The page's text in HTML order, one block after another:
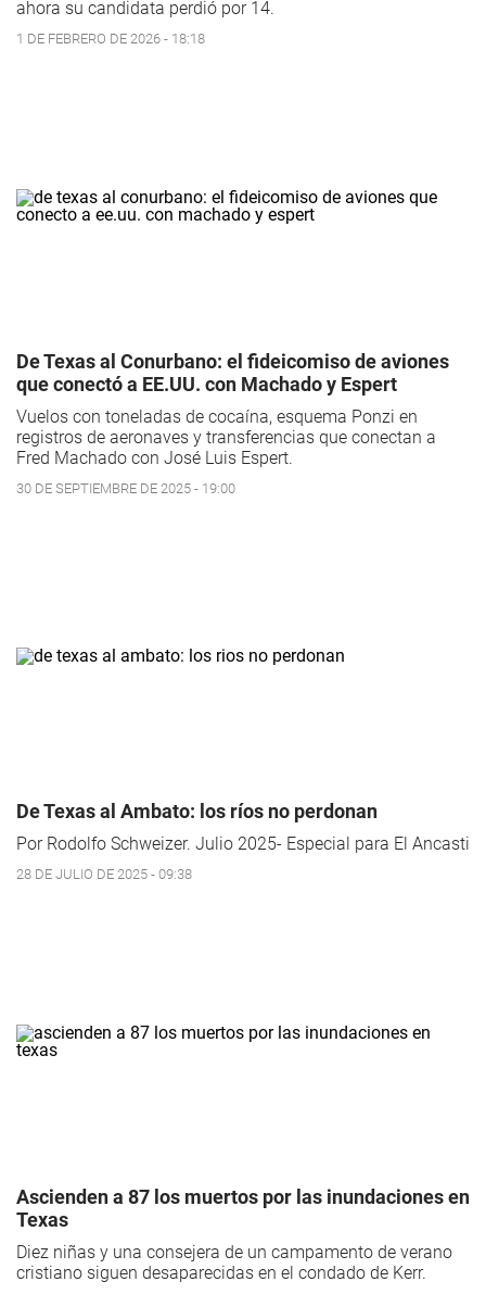
ahora su candidata perdió por 14.
1 DE FEBRERO DE 2026 - 18:18
De Texas al Conurbano: el fideicomiso de aviones
que conectó a EE.UU. con Machado y Espert
Vuelos con toneladas de cocaína, esquema Ponzi en
registros de aeronaves y transferencias que conectan a
Fred Machado con José Luis Espert.
30 DE SEPTIEMBRE DE 2025 - 19:00
De Texas al Ambato: los ríos no perdonan
Por Rodolfo Schweizer. Julio 2025- Especial para El Ancasti
28 DE JULIO DE 2025 - 09:38
Ascienden a 87 los muertos por las inundaciones en
Texas
Diez niñas y una consejera de un campamento de verano
cristiano siguen desaparecidas en el condado de Kerr.